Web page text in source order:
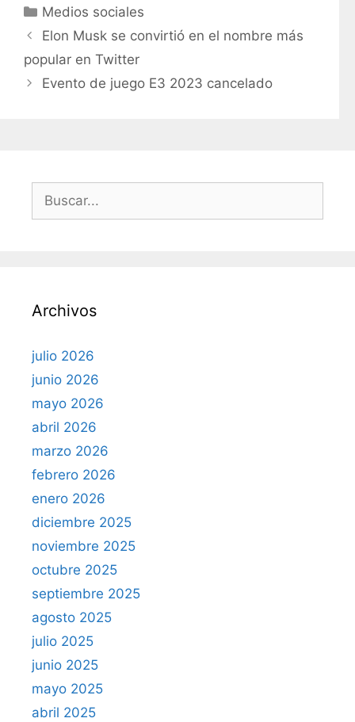
C
a
e
g
s
Medios sociales
Elon Musk se convirtió en el nombre más
popular en Twitter
Evento de juego E3 2023 cancelado
:
Archivos
julio 2026
junio 2026
mayo 2026
abril 2026
marzo 2026
febrero 2026
enero 2026
diciembre 2025
noviembre 2025
octubre 2025
septiembre 2025
agosto 2025
julio 2025
junio 2025
mayo 2025
abril 2025